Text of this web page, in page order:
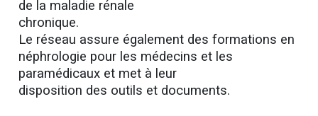
de la maladie rénale
chronique.
Le réseau assure également des formations en
néphrologie pour les médecins et les
paramédicaux et met à leur
disposition des outils et documents.